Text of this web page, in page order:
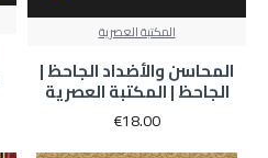
المكتبة العصرية
المحاسن والأضداد الجاحظ |
الجاحظ | المكتبة العصرية
€18.00